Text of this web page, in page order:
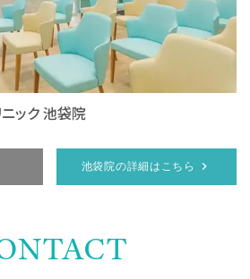
ニック 池袋院
池袋院の詳細はこちら